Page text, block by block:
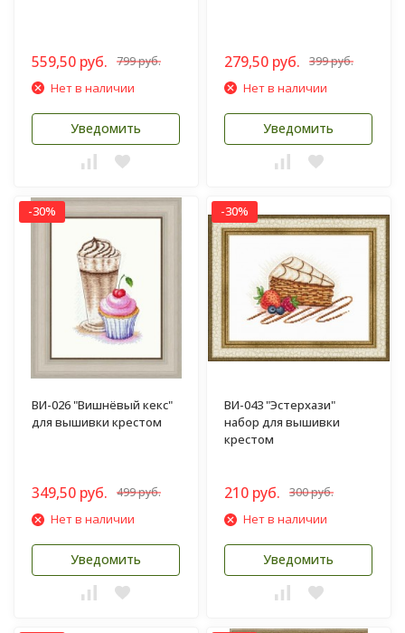
559,50 руб. 799 руб.
Нет в наличии
Уведомить
279,50 руб. 399 руб.
Нет в наличии
Уведомить
-30%
ВИ-026 "Вишнёвый кекс"
для вышивки крестом
349,50 руб. 499 руб.
Нет в наличии
Уведомить
-30%
ВИ-043 "Эстерхази"
набор для вышивки
крестом
210 руб. 300 руб.
Нет в наличии
Уведомить